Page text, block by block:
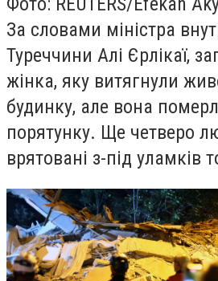
За словами міністра
Туреччини Алі Єрлікаї,
жінка, яку витягнули
будинку, але вона
порятунку. Ще четверо
врятовані з-під уламків